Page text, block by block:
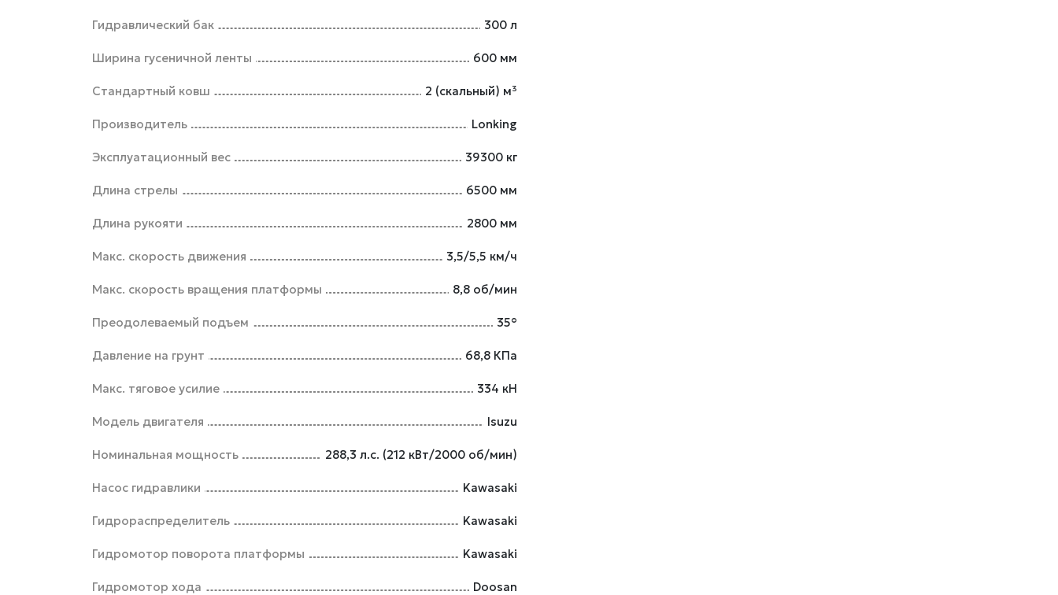
Гидравлический бак 300 л
Ширина гусеничной ленты 600 мм
Стандартный ковш 2 (скальный) м³
Производитель Lonking
Эксплуатационный вес 39300 кг
Длина стрелы 6500 мм
Длина рукояти 2800 мм
Макс. скорость движения 3,5/5,5 км/ч
Макс. скорость вращения платформы 8,8 об/мин
Преодолеваемый подъем 35°
Давление на грунт 68,8 КПа
Макс. тяговое усилие 334 кН
Модель двигателя Isuzu
Номинальная мощность 288,3 л.с. (212 кВт/2000 об/мин)
Насос гидравлики Kawasaki
Гидрораспределитель Kawasaki
Гидромотор поворота платформы Kawasaki
Гидромотор хода Doosan